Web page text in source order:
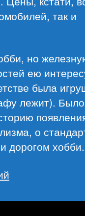
так и
но
ею
была
лежит). Было
о
дорогом хобби.